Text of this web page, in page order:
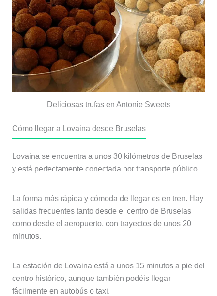
Deliciosas trufas en Antonie Sweets
Cómo llegar a Lovaina desde Bruselas
Lovaina se encuentra a unos 30 kilómetros de Bruselas
y está perfectamente conectada por transporte público.
La forma más rápida y cómoda de llegar es en tren. Hay
salidas frecuentes tanto desde el centro de Bruselas
como desde el aeropuerto, con trayectos de unos 20
minutos.
La estación de Lovaina está a unos 15 minutos a pie del
centro histórico, aunque también podéis llegar
fácilmente en autobús o taxi.